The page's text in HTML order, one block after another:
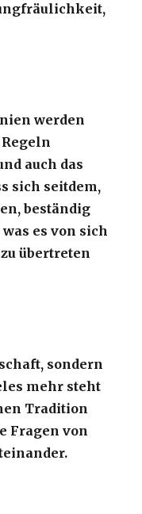
werden
auch das
sich seitdem,
beständig
es von sich
übertreten
sondern
mehr steht
Tradition
Fragen von